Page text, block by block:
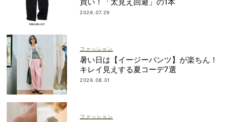
2026.07.29
ファッション
暑い日は【イージーパンツ】が楽ちん！
キレイ見えする夏コーデ7選
2026.08.01
ファッション